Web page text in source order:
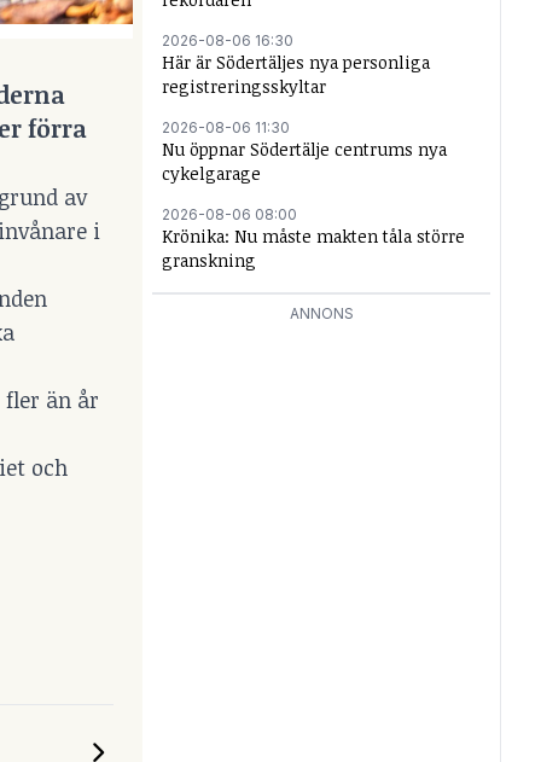
förra
av
i
fler än år
och
2026-08-06 16:30
Här är Södertäljes nya personliga
registreringsskyltar
2026-08-06 11:30
Nu öppnar Södertälje centrums nya
cykelgarage
2026-08-06 08:00
Krönika: Nu måste makten tåla större
granskning
ANNONS